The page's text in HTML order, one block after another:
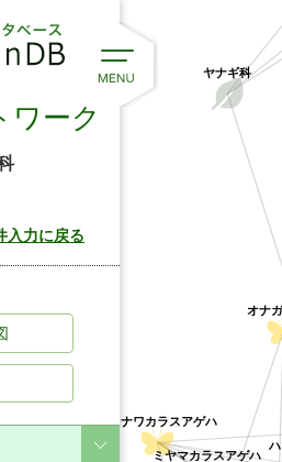
ミヤマカラスアゲハ
オナ
ワーク